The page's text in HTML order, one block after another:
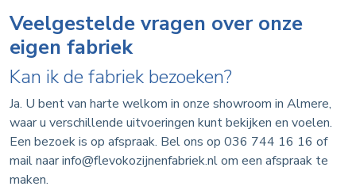
Veelgestelde vragen over onze
eigen fabriek
Kan ik de fabriek bezoeken?
Ja. U bent van harte welkom in onze showroom in Almere,
waar u verschillende uitvoeringen kunt bekijken en voelen.
Een bezoek is op afspraak. Bel ons op 036 744 16 16 of
mail naar info@flevokozijnenfabriek.nl om een afspraak te
maken.